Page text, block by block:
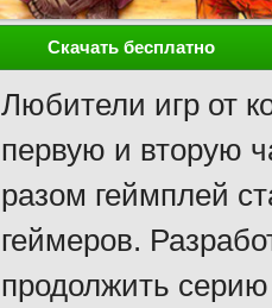
Скачать бесплатно
Любители игр от
первую и вторую
разом геймплей
геймеров.
продолжить